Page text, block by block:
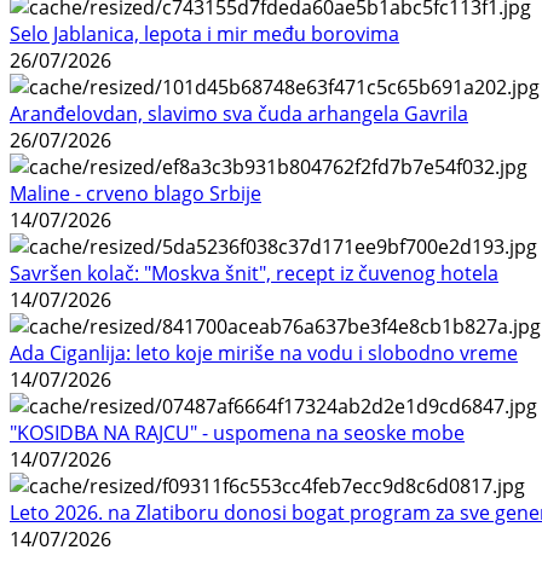
Selo Jablanica, lepota i mir među borovima
26/07/2026
Aranđelovdan, slavimo sva čuda arhangela Gavrila
26/07/2026
Maline - crveno blago Srbije
14/07/2026
Savršen kolač: "Moskva šnit", recept iz čuvenog hotela
14/07/2026
Ada Ciganlija: leto koje miriše na vodu i slobodno vreme
14/07/2026
"KOSIDBA NA RAJCU" - uspomena na seoske mobe
14/07/2026
Leto 2026. na Zlatiboru donosi bogat program za sve
14/07/2026